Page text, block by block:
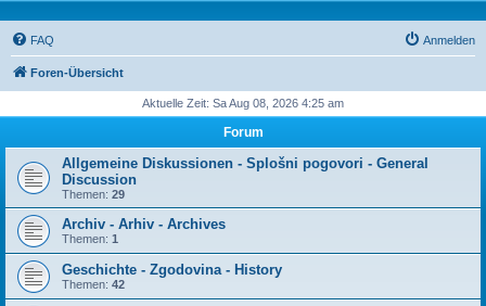
FAQ Anmelden
Foren-Übersicht
Aktuelle Zeit: Sa Aug 08, 2026 4:25 am
Forum
Allgemeine Diskussionen - Splošni pogovori - General
Discussion
Themen: 29
Archiv - Arhiv - Archives
Themen: 1
Geschichte - Zgodovina - History
Themen: 42